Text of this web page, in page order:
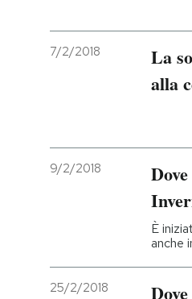
7/2/2018
La
alla
9/2/2018
È
anche
25/2/2018